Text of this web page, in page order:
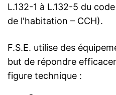
L.132-1 à L.132-5 du
de l'habitation – CCH).
F.S.E. utilise des
but de répondre
figure technique :